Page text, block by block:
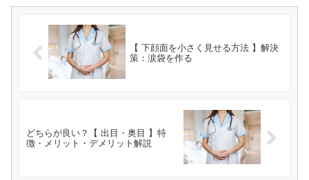
【 下顔面を小さく見せる方法 】解決
策：涙袋を作る
どちらが良い？【 出目・奥目 】特
徴・メリット・デメリット解説